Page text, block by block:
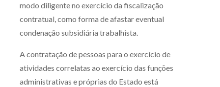
modo diligente no exercício da fiscalização
contratual, como forma de afastar eventual
condenação subsidiária trabalhista.
A contratação de pessoas para o exercício de
atividades correlatas ao exercício das funções
administrativas e próprias do Estado está